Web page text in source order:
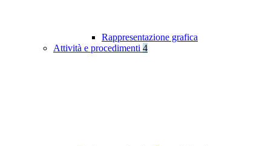
Rappresentazione grafica
Attività e procedimenti 4